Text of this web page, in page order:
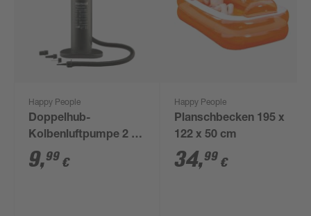
Happy People
Doppelhub-
Kolbenluftpumpe 2 x
2100 cm³
9,99 €
Happy People
Planschbecken 195 x
122 x 50 cm
34,99 €